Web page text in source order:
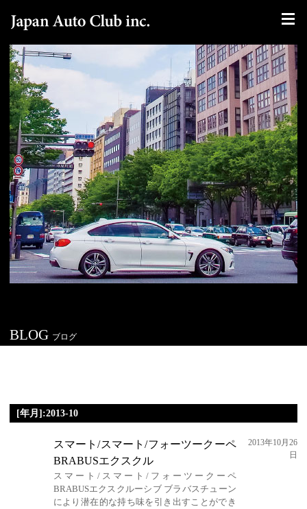
BLOG ブログ
[年月]:2013-10
スマート/スマート/フォーツークーペ
BRABUSエクスクル
スマート/スマート/フォーツークーペ
BRABUSエクスクルーシブ ブラバスチューン
により潜在的な持ち味を引き出すことができ
2013年10月26
日